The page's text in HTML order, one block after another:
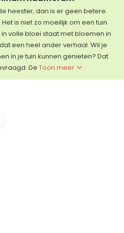
heester, dan is er geen betere
is niet zo moeilijk om een tuin
volle bloei staat met bloemen in
een heel ander verhaal. Wil je
in je tuin kunnen genieten? Dat
DeToon meer